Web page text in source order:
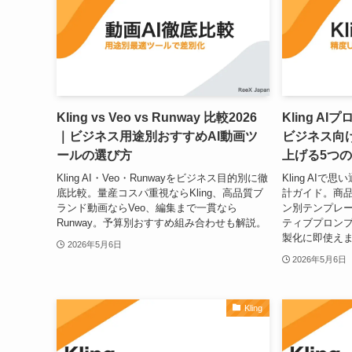
Kling vs Veo vs Runway 比較2026
｜ビジネス用途別おすすめAI動画ツ
ールの選び方
Kling AI・Veo・Runwayをビジネス目的別に徹
底比較。量産コスパ重視ならKling、高品質ブ
ランド動画ならVeo、編集まで一貫なら
Runway。予算別おすすめ組み合わせも解説。
2026年5月6日
Kling AIプ
ビジネス向
上げる5つ
Kling AIで思い
計ガイド。商
ン別テンプレ
ティブプロン
製化に即使え
2026年5月6日
Kling